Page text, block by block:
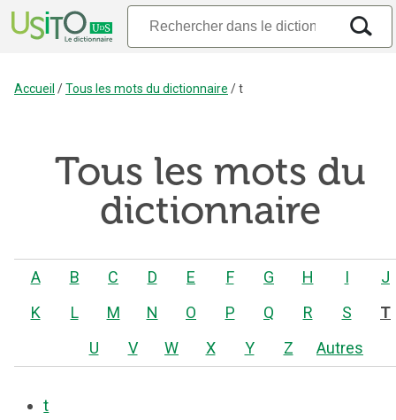
Accueil /Tous les mots du dictionnaire /t
Tous les mots du
dictionnaire
A B C D E F G H I
J
K
L M N O P Q R S
T
U
V W X Y Z Autres
t